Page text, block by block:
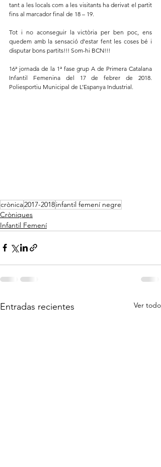
tant a les locals com a les visitants ha derivat el partit
fins al marcador final de 18 – 19.
Tot i no aconseguir la victòria per ben poc, ens
quedem amb la sensació d’estar fent les coses bé i
disputar bons partits!!! Som-hi BCN!!!
16ª jornada de la 1ª fase grup A de Primera Catalana
Infantil Femenina del 17 de febrer de 2018.
Poliesportiu Municipal de L’Espanya Industrial.
crònica2017-2018infantil femení negre
Cròniques
Infantil Femení
Entradas recientes Ver todo